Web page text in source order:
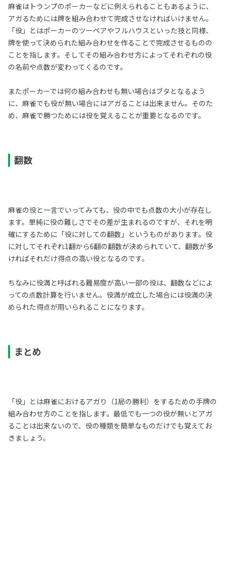
麻雀はトランプのポーカーなどに例えられることもあるように、
アガるためには牌を組み合わせて完成させなければいけません。
「役」とはポーカーのツーペアやフルハウスといった技と同様、
牌を使って決められた組み合わせを作ることで完成させるものの
ことを指します。そしてその組み合わせ方によってそれぞれの役
の名前や点数が変わってくるのです。
またポーカーでは何の組み合わせも無い場合はブタとなるよう
に、麻雀でも役が無い場合にはアガることは出来ません。そのた
め、麻雀で勝つためには役を覚えることが重要となるのです。
翻数
麻雀の役と一言でいってみても、役の中でも点数の大小が存在し
ます。単純に役の難しさでその差が生まれるのですが、それを明
確にするために「役に対しての翻数」というものがあります。役
に対してそれぞれ1翻から6翻の翻数が決められていて、翻数が多
ければそれだけ得点の高い役となるのです。
ちなみに役満と呼ばれる難易度が高い一部の役は、翻数などによ
っての点数計算を行いません。役満が成立した場合には役満の決
められた得点が用いられることになります。
まとめ
「役」とは麻雀におけるアガり（1局の勝利）をするための手牌の
組み合わせ方のことを指します。最低でも一つの役が無いとアガ
ることは出来ないので、役の種類を簡単なものだけでも覚えてお
きましょう。